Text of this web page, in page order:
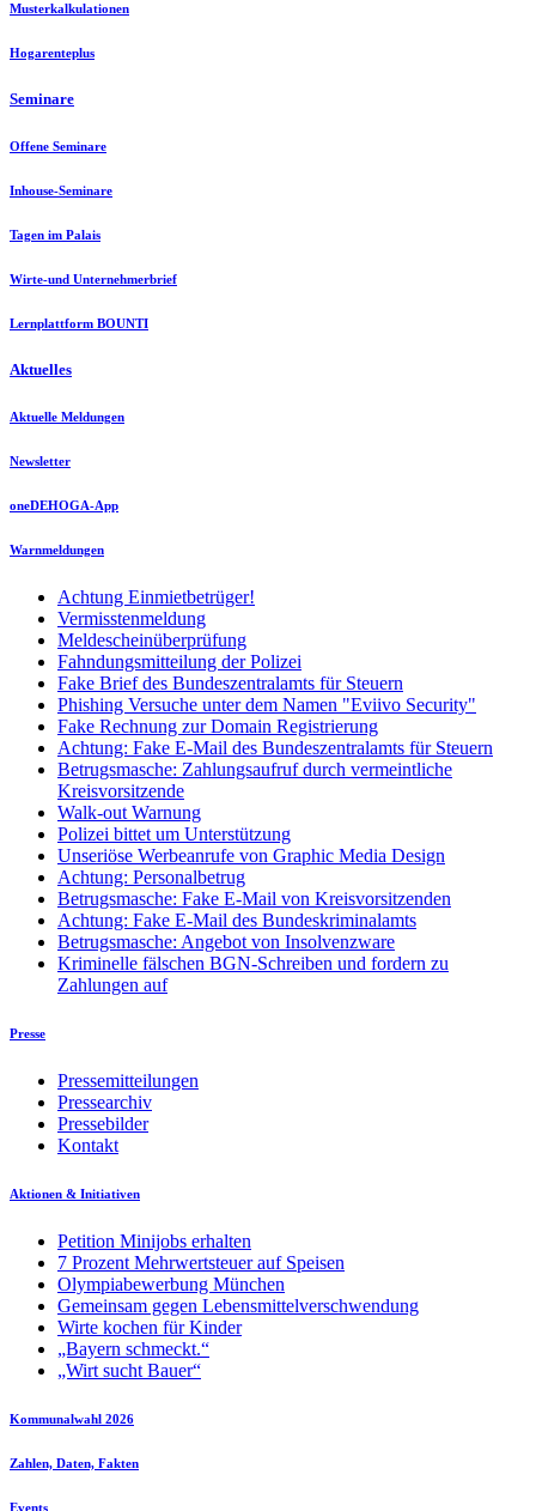
Musterkalkulationen
Hogarenteplus
Seminare
Offene Seminare
Inhouse-Seminare
Tagen im Palais
Wirte-und Unternehmerbrief
Lernplattform BOUNTI
Aktuelles
Aktuelle Meldungen
Newsletter
oneDEHOGA-App
Warnmeldungen
Achtung Einmietbetrüger!
Vermisstenmeldung
Meldescheinüberprüfung
Fahndungsmitteilung der Polizei
Fake Brief des Bundeszentralamts für Steuern
Phishing Versuche unter dem Namen "Eviivo Security"
Fake Rechnung zur Domain Registrierung
Achtung: Fake E-Mail des Bundeszentralamts für Steuern
Betrugsmasche: Zahlungsaufruf durch vermeintliche
Kreisvorsitzende
Walk-out Warnung
Polizei bittet um Unterstützung
Unseriöse Werbeanrufe von Graphic Media Design
Achtung: Personalbetrug
Betrugsmasche: Fake E-Mail von Kreisvorsitzenden
Achtung: Fake E-Mail des Bundeskriminalamts
Betrugsmasche: Angebot von Insolvenzware
Kriminelle fälschen BGN-Schreiben und fordern zu
Zahlungen auf
Presse
Pressemitteilungen
Pressearchiv
Pressebilder
Kontakt
Aktionen & Initiativen
Petition Minijobs erhalten
7 Prozent Mehrwertsteuer auf Speisen
Olympiabewerbung München
Gemeinsam gegen Lebensmittelverschwendung
Wirte kochen für Kinder
„Bayern schmeckt.“
„Wirt sucht Bauer“
Kommunalwahl 2026
Zahlen, Daten, Fakten
Events